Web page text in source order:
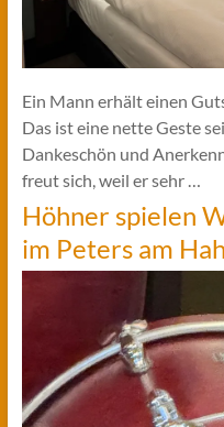
Ein Mann erhält einen
Das ist eine nette Geste
Dankeschön und
freut sich, weil er sehr …
Höhner spielen
im Peters am